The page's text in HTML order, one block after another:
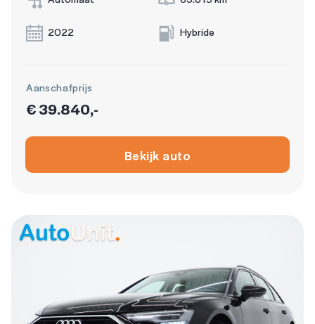
2022 Hybride
Aanschafprijs
€ 39.840,-
Bekijk auto